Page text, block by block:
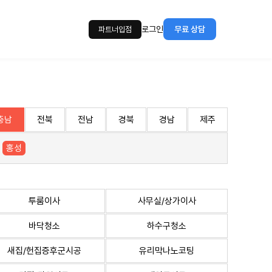
파트너입점 로그인 무료 상담
남 전북 전남 경북 경남 제주
홍성
투룸이사 사무실/상가이사
바닥청소 하수구청소
새집/헌집증후군시공 유리막나노코팅